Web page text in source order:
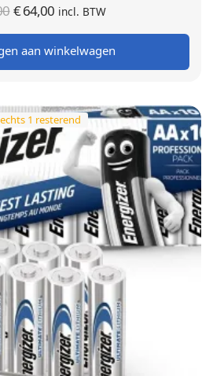
Oorspronkelijke
prijs was:
€ 69,00.
€64,00 Huidige
prijs is:
€ 64,00.
incl. BTW
aan winkelwagen
1 resterend